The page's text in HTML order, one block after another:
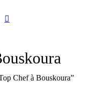
Chef à Bouskoura”